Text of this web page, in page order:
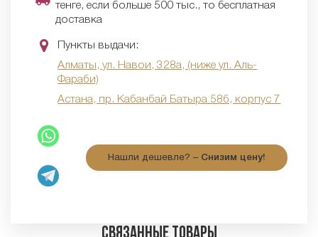
тенге, если больше 500 тыс., то бесплатная
доставка
Пункты выдачи:
Алматы, ул. Навои, 328а, (ниже ул. Аль-
Фараби)
Астана, пр. Кабанбай Батыра 58б, корпус 7
Нашли дешевле? – Снизим цену!